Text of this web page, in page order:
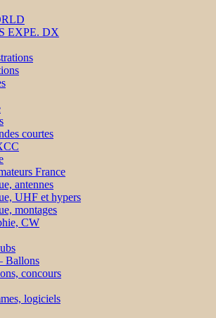
EXPE. DX
courtes
France
antennes
UHF et hypers
montages
CW
Ballons
concours
logiciels